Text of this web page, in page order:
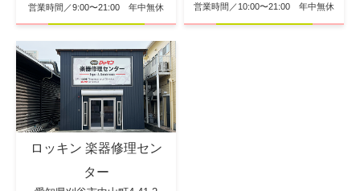
営業時間／9:00〜21:00 年中無休 営業時間／10:00〜21:00 年中無休
ロッキン 楽器修理セン
ター